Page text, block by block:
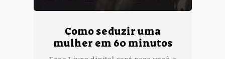
Como seduzir uma
mulher em 60 minutos